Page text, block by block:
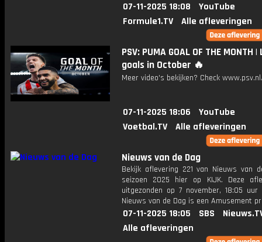
07-11-2025 18:08
YouTube
Formule1.TV
Alle afleveringen
PSV: PUMA GOAL OF THE MONTH
goals in October 🔥
Meer video's bekijken? Check
07-11-2025 18:06
YouTube
Voetbal.TV
Alle afleveringen
Nieuws van de Dag
Bekijk aflevering 221 van Nieuws van
seizoen 2025 hier op KIJK. Deze
uitgezonden op 7 november, 18:05 uur
Nieuws van de Dag is een Amusement
07-11-2025 18:05 SBS
Alle afleveringen